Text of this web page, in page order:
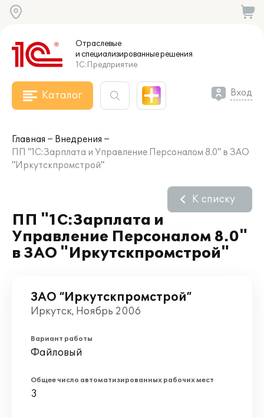
Отраслевые
и специализированныерешения
1С:Предприятие
Каталог Вход
Главная
Внедрения
ПП "1С:Зарплата и Управление Персоналом 8.0" в ЗАО
"Иркутскпромстрой"
ПП "1С:Зарплата и
Управление Персоналом 8.0"
в ЗАО "Иркутскпромстрой"
К списку
ЗАО “Иркутскпромстрой”
Иркутск, Ноябрь 2006
Вариант работы
Файловый
Общее число автоматизированных рабочих мест
3